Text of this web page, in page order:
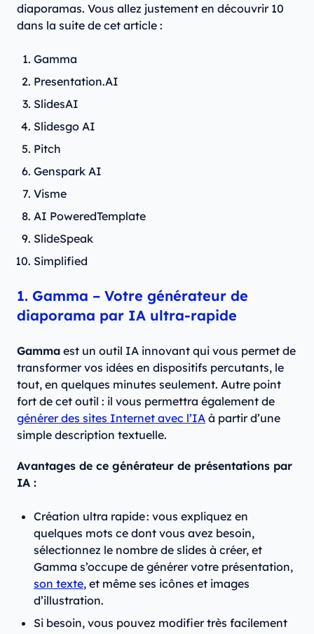
diaporamas. Vous allez justement en découvrir 10
dans la suite de cet article :
Gamma
Presentation.AI
SlidesAI
Slidesgo AI
Pitch
Genspark AI
Visme
AI PoweredTemplate
SlideSpeak
Simplified
1. Gamma – Votre générateur de
diaporama par IA ultra‑rapide
Gamma est un outil IA innovant qui vous permet de
transformer vos idées en dispositifs percutants, le
tout, en quelques minutes seulement. Autre point
fort de cet outil : il vous permettra également de
générer des sites Internet avec l’IA à partir d’une
simple description textuelle.
Avantages de ce générateur de présentations par
IA :
Création ultra ‎rapide : vous expliquez en
quelques mots ce dont vous avez besoin,
sélectionnez le nombre de slides à créer, et
Gamma s’occupe de générer votre présentation,
son texte, et même ses icônes et images
d’illustration.
Si besoin, vous pouvez modifier très facilement